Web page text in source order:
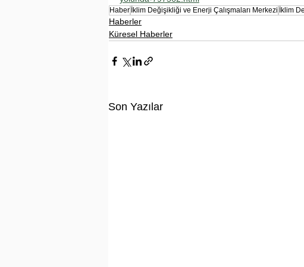
Haber İklim Değişikliği ve Enerji Çalışmaları Merkezi İklim
Haberler
Küresel Haberler
Son Yazılar